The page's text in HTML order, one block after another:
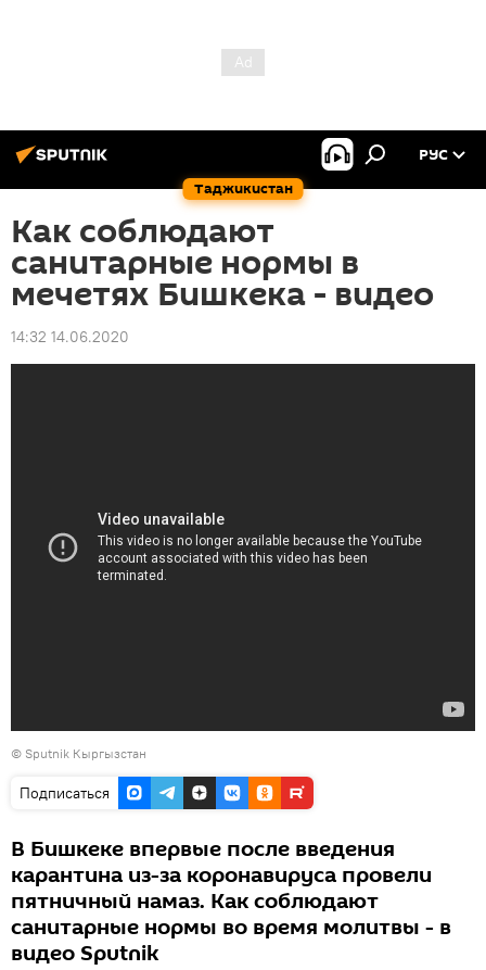
Таджикистан
РУС
Как соблюдают
санитарные нормы в
мечетях Бишкека - видео
14:32 14.06.2020
© Sputnik Кыргызстан
Подписаться
В Бишкеке впервые после введения
карантина из-за коронавируса провели
пятничный намаз. Как соблюдают
санитарные нормы во время молитвы - в
видео Sputnik